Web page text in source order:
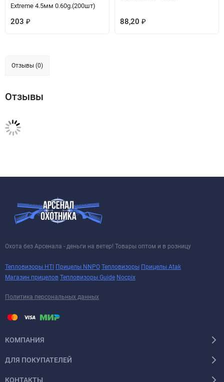
Extreme 4.5мм 0.60g.(200шт)
203 ₽ 88,20 ₽
Отзывы (0)
Отзывы
Охота без Арсенала - деньги на ветер! Товары оптом и в розницу
Тепловизоры HTI Прицелы NNPO Тепловизоры Прицелы Atak
Магазин прицелов Тепловизоры Guide Nocpix
Политика персональных данных
КОМПАНИЯ
ДЛЯ ПОКУПАТЕЛЕЙ
КОНТАКТЫ